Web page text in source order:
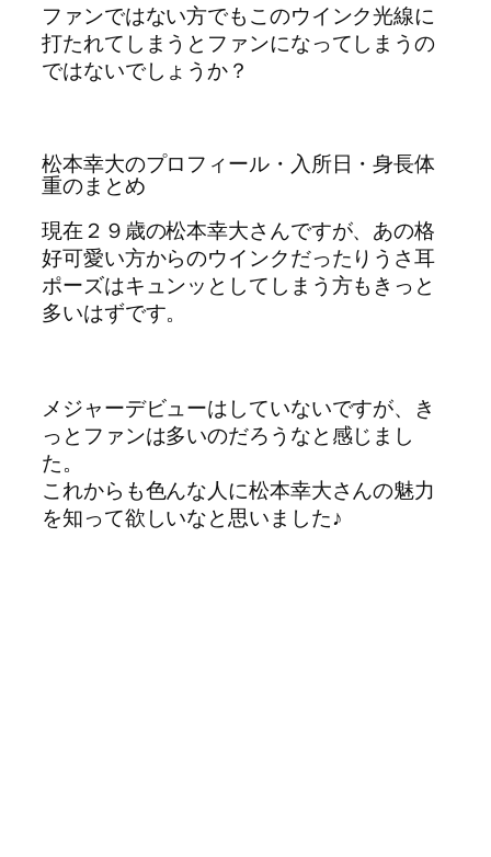
ファンではない方でもこのウインク光線に
打たれてしまうとファンになってしまうの
ではないでしょうか？
松本幸大のプロフィール・入所日・身長体
重のまとめ
現在２９歳の松本幸大さんですが、あの格
好可愛い方からのウインクだったりうさ耳
ポーズはキュンッとしてしまう方もきっと
多いはずです。
メジャーデビューはしていないですが、き
っとファンは多いのだろうなと感じまし
た。
これからも色んな人に松本幸大さんの魅力
を知って欲しいなと思いました♪